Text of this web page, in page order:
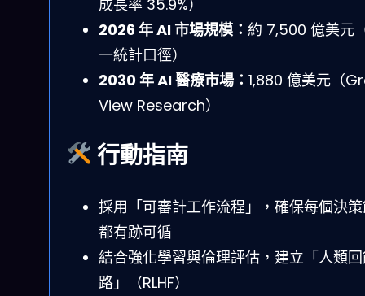
成長率 35.9%）
2026 年 AI 市場規模： 約 7,500 億美元
一統計口徑）
2030 年 AI 醫療市場： 1,880 億美元（
View Research）
行動指南
採用「可審計工作流程」，確保每個決
都有跡可循
結合強化學習與倫理評估，建立「人類
路」（RLHF）